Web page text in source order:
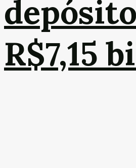
R$7,15